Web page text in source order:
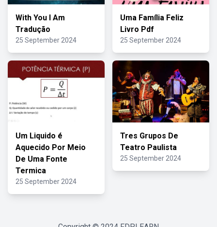
With You I Am
Tradução
25 September 2024
Uma Família Feliz
Livro Pdf
25 September 2024
Um Liquido é
Aquecido Por Meio
De Uma Fonte
Termica
25 September 2024
Tres Grupos De
Teatro Paulista
25 September 2024